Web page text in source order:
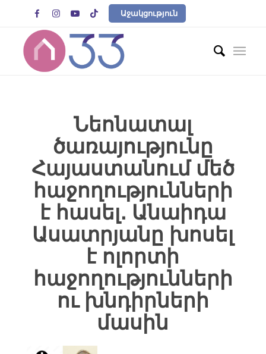
    Աջակցություն
Նեոնատալ
ծառայությունը
Հայաստանում մեծ
հաջողությունների
է հասել․ Անաիդա
Ասատրյանը խոսել
է ոլորտի
հաջողությունների
ու խնդիրների
մասին